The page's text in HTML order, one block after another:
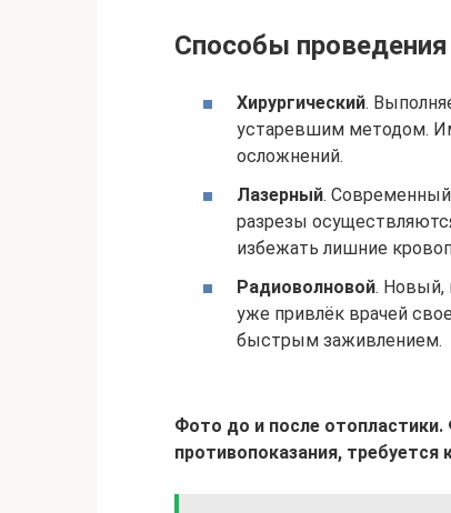
Способы
Хирургический.
устаревшим методом.
осложнений.
Лазерный.
разрезы
избежать лишние
Радиоволновой. Новый,
уже привлёк врачей
быстрым заживлением.
Фото до и после
противопоказания, требуется